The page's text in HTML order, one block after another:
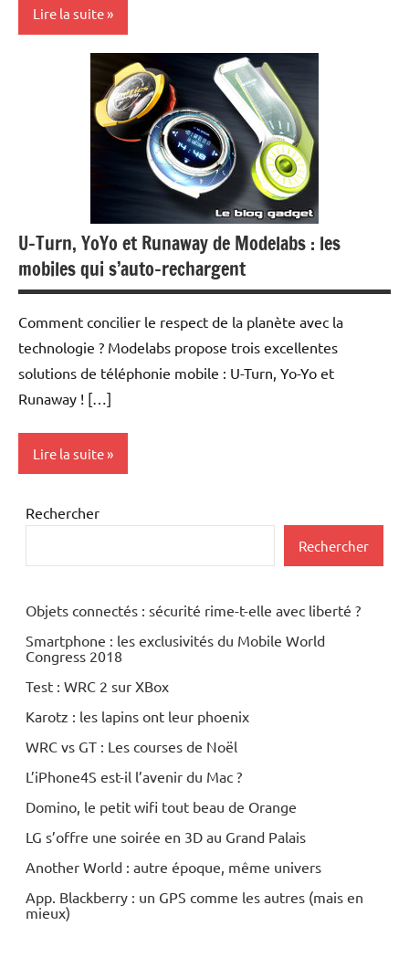
Lire la suite
U-Turn, YoYo et Runaway de Modelabs : les
mobiles qui s’auto-rechargent
Comment concilier le respect de la planète avec la
technologie ? Modelabs propose trois excellentes
solutions de téléphonie mobile : U-Turn, Yo-Yo et
Runaway ! […]
Lire la suite
Téléphonie
mobile
Rechercher
Rechercher
Objets connectés : sécurité rime-t-elle avec liberté ?
Smartphone : les exclusivités du Mobile World
Congress 2018
Test : WRC 2 sur XBox
Karotz : les lapins ont leur phoenix
WRC vs GT : Les courses de Noël
L’iPhone4S est-il l’avenir du Mac ?
Domino, le petit wifi tout beau de Orange
LG s’offre une soirée en 3D au Grand Palais
Another World : autre époque, même univers
App. Blackberry : un GPS comme les autres (mais en
mieux)